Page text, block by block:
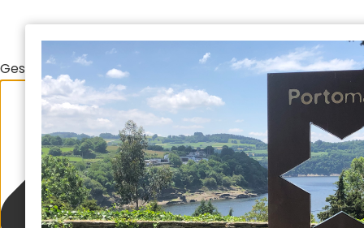
Gestionar el consentimiento de las cookies